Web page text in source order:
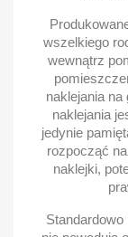
wszelkiego
wewnątrz
naklejania na
naklejania
jedynie
rozpocząć
naklejki,